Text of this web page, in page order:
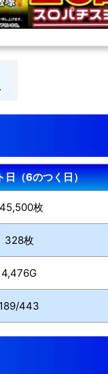
日（6のつく日）
枚
328枚
4,476G
189/443